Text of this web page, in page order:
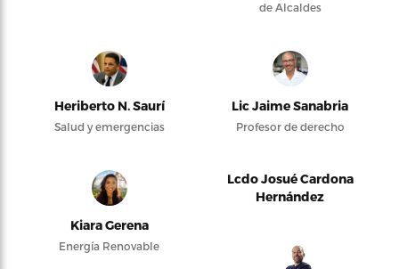
de Alcaldes
Heriberto N. Saurí
Salud y emergencias
Lic Jaime Sanabria
Profesor de derecho
Kiara Gerena
Energía Renovable
Lcdo Josué Cardona
Hernández